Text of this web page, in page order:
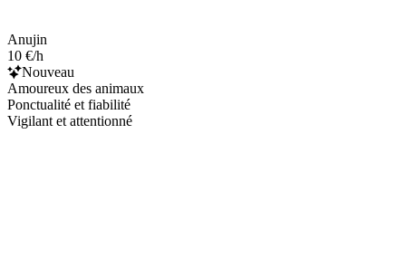
Anujin
10 €/h
Nouveau
Amoureux des animaux
Ponctualité et fiabilité
Vigilant et attentionné